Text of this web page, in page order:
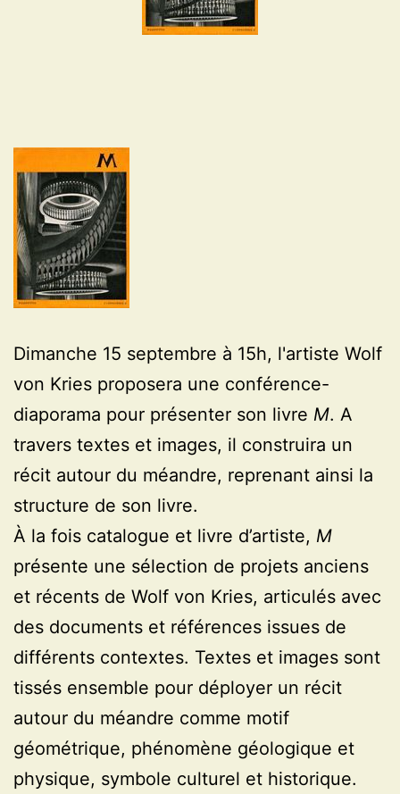
Dimanche 15 septembre à 15h, l'artiste Wolf
von Kries proposera une conférence-
diaporama pour présenter son livre M. A
travers textes et images, il construira un
récit autour du méandre, reprenant ainsi la
structure de son livre.
À la fois catalogue et livre d’artiste, M
présente une sélection de projets anciens
et récents de Wolf von Kries, articulés avec
des documents et références issues de
différents contextes. Textes et images sont
tissés ensemble pour déployer un récit
autour du méandre comme motif
géométrique, phénomène géologique et
physique, symbole culturel et historique.